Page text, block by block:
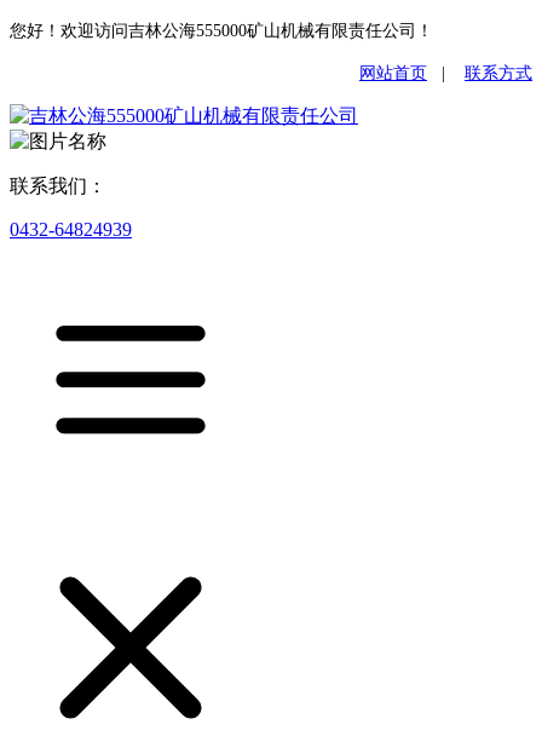
您好！欢迎访问吉林公海555000矿山机械有限责任公司！
网站首页 联系方式
联系我们：
0432-64824939